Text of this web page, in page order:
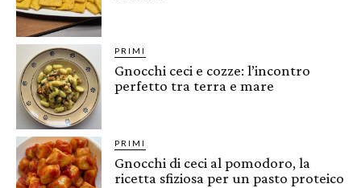
PRIMI
Gnocchi ceci e cozze: l’incontro
perfetto tra terra e mare
PRIMI
Gnocchi di ceci al pomodoro, la
ricetta sfiziosa per un pasto proteico